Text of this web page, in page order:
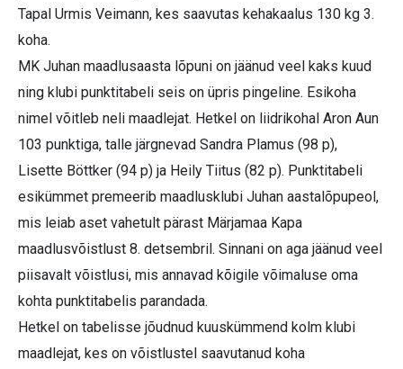
Tapal Urmis Veimann, kes saavutas kehakaalus 130 kg 3.
koha.
MK Juhan maadlusaasta lõpuni on jäänud veel kaks kuud
ning klubi punktitabeli seis on üpris pingeline. Esikoha
nimel võitleb neli maadlejat. Hetkel on liidrikohal Aron Aun
103 punktiga, talle järgnevad Sandra Plamus (98 p),
Lisette Böttker (94 p) ja Heily Tiitus (82 p). Punktitabeli
esikümmet premeerib maadlusklubi Juhan aastalõpupeol,
mis leiab aset vahetult pärast Märjamaa Kapa
maadlusvõistlust 8. detsembril. Sinnani on aga jäänud veel
piisavalt võistlusi, mis annavad kõigile võimaluse oma
kohta punktitabelis parandada.
Hetkel on tabelisse jõudnud kuuskümmend kolm klubi
maadlejat, kes on võistlustel saavutanud koha